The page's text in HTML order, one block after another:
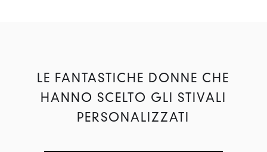
LE FANTASTICHE DONNE CHE
HANNO SCELTO GLI STIVALI
PERSONALIZZATI